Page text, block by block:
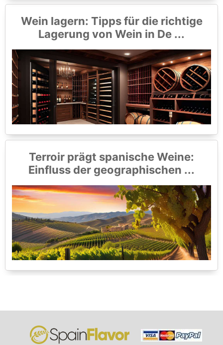
Wein lagern: Tipps für die richtige
Lagerung von Wein in De ...
Terroir prägt spanische Weine:
Einfluss der geographischen ...